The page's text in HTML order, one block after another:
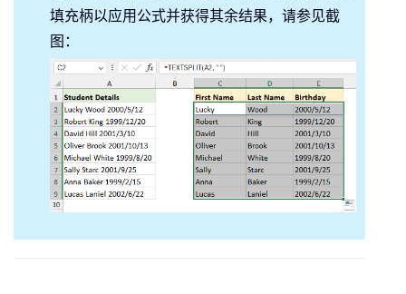
填充柄以应用公式并获得其余结果，请参见截
图：